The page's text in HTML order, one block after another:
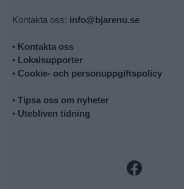
Kontakta oss: info@bjarenu.se
• Kontakta oss
• Lokalsupporter
• Cookie- och personuppgiftspolicy
• Tipsa oss om nyheter
• Utebliven tidning